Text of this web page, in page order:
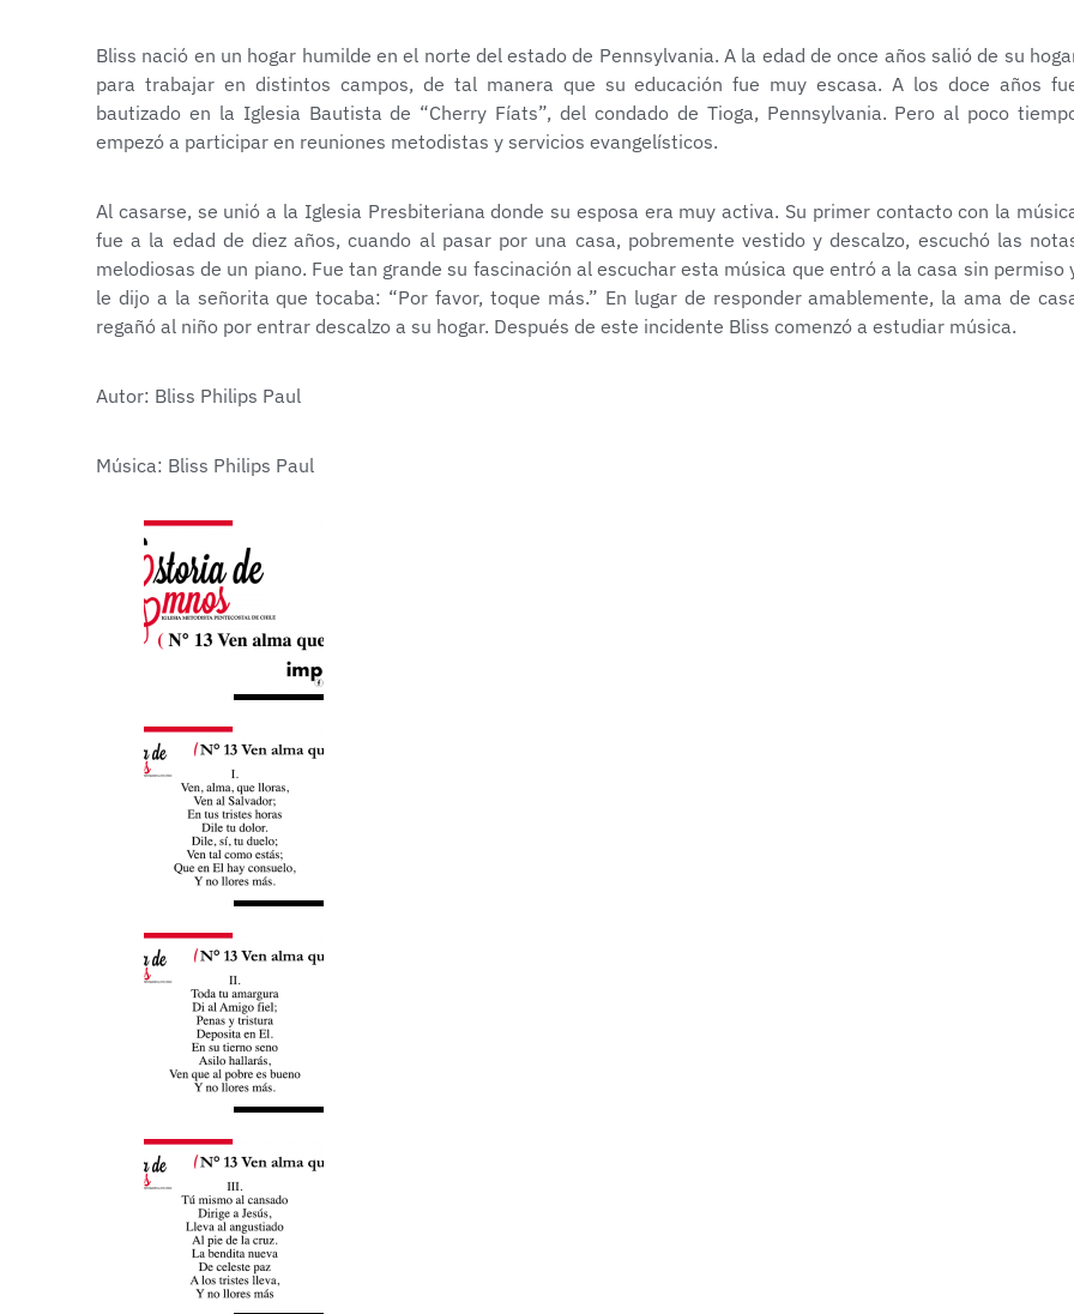
Bliss nació en un hogar humilde en el norte del estado de Pennsylvania. A la edad de once años salió de su
para trabajar en distintos campos, de tal manera que su educación fue muy escasa. A los doce años
bautizado en la Iglesia Bautista de “Cherry Fíats”, del condado de Tioga, Pennsylvania. Pero al poco
empezó a participar en reuniones metodistas y servicios evangelísticos.
Al casarse, se unió a la Iglesia Presbiteriana donde su esposa era muy activa. Su primer contacto con la
fue a la edad de diez años, cuando al pasar por una casa, pobremente vestido y descalzo, escuchó las
melodiosas de un piano. Fue tan grande su fascinación al escuchar esta música que entró a la casa sin permiso
le dijo a la señorita que tocaba: “Por favor, toque más.” En lugar de responder amablemente, la ama de
regañó al niño por entrar descalzo a su hogar. Después de este incidente Bliss comenzó a estudiar música.
Autor: Bliss Philips Paul
Música: Bliss Philips Paul